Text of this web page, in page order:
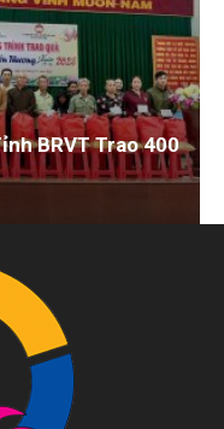
BRVT Trao 400